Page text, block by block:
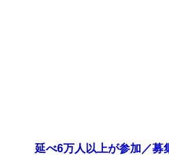
延べ6万人以上が参加／